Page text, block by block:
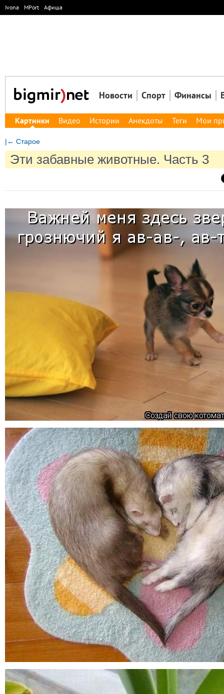
Ivona MPort Афиша
Новости Спорт Финансы
Картинки Видео Истории Анекдоты Теги Мои
|← Старое
Эти забавные животные. Часть 3